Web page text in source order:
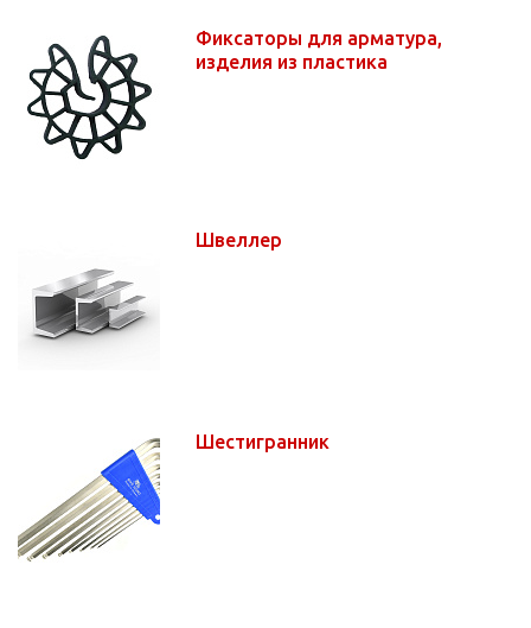
Фиксаторы для арматура,
изделия из пластика
Швеллер
Шестигранник